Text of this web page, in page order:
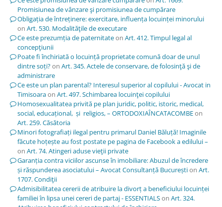
Promisiunea de vânzare şi promisiunea de cumpărare
Obligația de întreținere: exercitare, influența locuinței minorului
on Art. 530. Modalităţile de executare
Ce este prezumția de paternitateon Art. 412. Timpul legal al
concepţiunii
Poate fi închiriată o locuință proprietate comună doar de unul
dintre soți?on Art. 345. Actele de conservare, de folosinţă şi de
administrare
Ce este un plan parental? Interesul superior al copilului - Avocat in
Timisoaraon Art. 497. Schimbarea locuinţei copilului
Homosexualitatea privită pe plan juridic, politic, istoric, medical,
social, educațional, și religios, – ORTODOXIAÎNCATACOMBEon
Art. 259. Căsătoria
Minori fotografiați ilegal pentru primarul Daniel Băluță! Imaginile
făcute hoțește au fost postate pe pagina de Facebook a edilului –
on Art. 74. Atingeri aduse vieţii private
Garanția contra viciilor ascunse în imobiliare: Abuzul de încredere
și răspunderea asociatului – Avocat Consultanță Bucureștion Art.
1707. Condiţii
Admisibilitatea cererii de atribuire la divorț a beneficiului locuinței
familiei în lipsa unei cereri de partaj - ESSENTIALSon Art. 324.